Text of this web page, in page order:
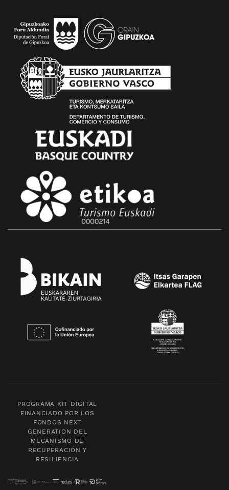
PROGRAMA KIT DIGITAL
FINANCIADO POR LOS
FONDOS NEXT
GENERATION DEL
MECANISMO DE
RECUPERACIÓN Y
RESILIENCIA